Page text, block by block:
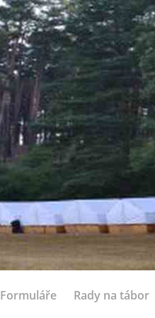
Formuláře Rady na tábor